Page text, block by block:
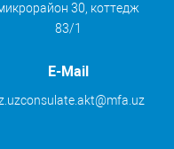
30, коттедж
83/1
E-Mail